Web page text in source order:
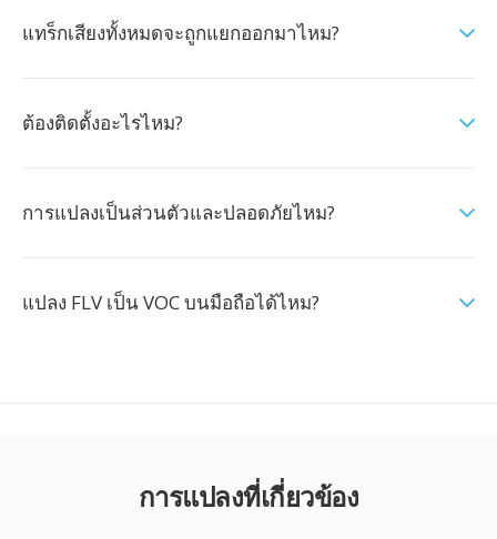
แทร็กเสียงทั้งหมดจะถูกแยกออกมาไหม?
ต้องติดตั้งอะไรไหม?
การแปลงเป็นส่วนตัวและปลอดภัยไหม?
แปลง FLV เป็น VOC บนมือถือได้ไหม?
การแปลงที่เกี่ยวข้อง